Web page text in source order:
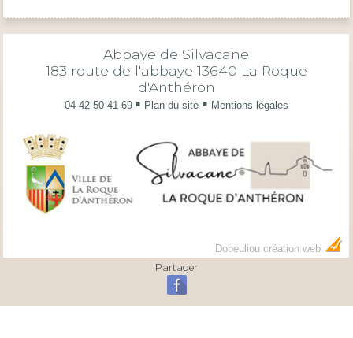
Abbaye de Silvacane
183 route de l'abbaye 13640 La Roque
d'Anthéron
04 42 50 41 69 ▪ Plan du site▪ Mentions légales
Dobeuliou création web
Partager